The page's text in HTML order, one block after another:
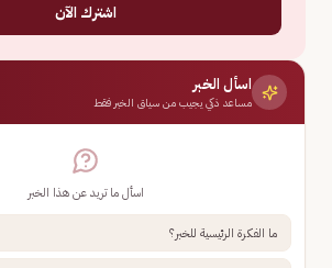
اشترك الآن
اسأل الخبر
مساعد ذكي يجيب من سياق الخبر فقط
اسأل ما تريد عن هذا الخبر
ما الفكرة الرئيسية للخبر؟